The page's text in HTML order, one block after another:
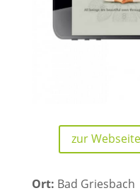
zur
Ort: Bad Griesbach